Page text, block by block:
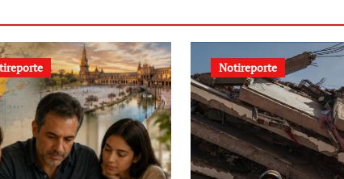
y Portugal
Notireporte